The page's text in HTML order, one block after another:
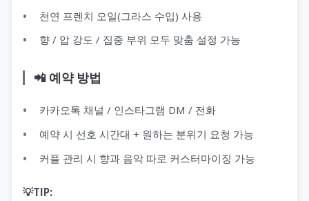
천연 프렌치 오일(그라스 수입) 사용
향 / 압 강도 / 집중 부위 모두 맞춤 설정 가능
📲 예약 방법
카카오톡 채널 / 인스타그램 DM / 전화
예약 시 선호 시간대 + 원하는 분위기 요청 가능
커플 관리 시 향과 음악 따로 커스터마이징 가능
💡TIP: